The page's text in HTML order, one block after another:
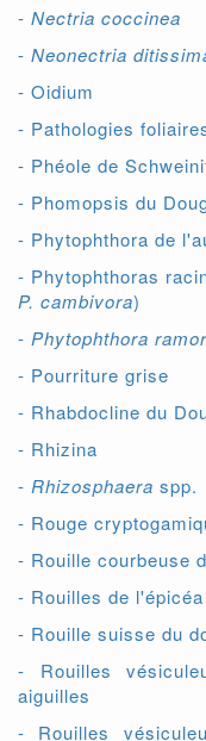
- Nectria coccinea
- Neonectria
- Oidium
- Pathologies
- Phéole de
- Phomopsis du
- Phytophthora de
- Phytophthoras
P. cambivora)
- Phytophthora
- Pourriture grise
- Rhabdocline du
- Rhizina
- Rhizosphaera spp.
- Rouge
- Rouille courbeuse
- Rouilles de l'épicéa
- Rouille suisse du
- Rouilles
aiguilles
- Rouilles